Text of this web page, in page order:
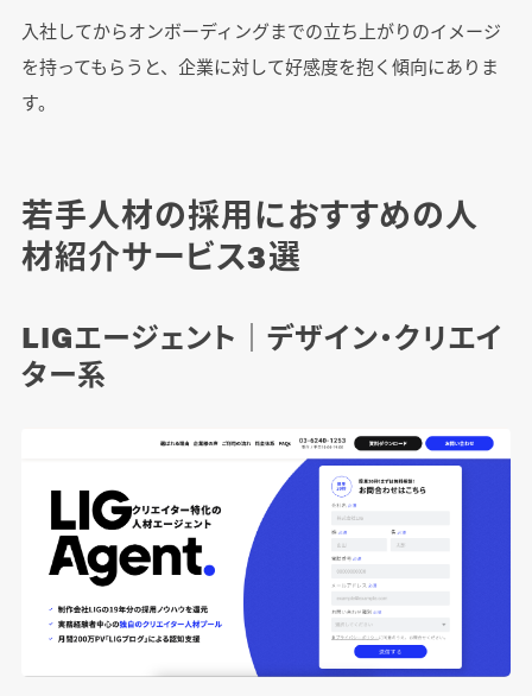
入社してからオンボーディングまでの立ち上がりのイメージ
を持ってもらうと、企業に対して好感度を抱く傾向にありま
す。
若手人材の採用におすすめの人
材紹介サービス3選
LIGエージェント｜デザイン・クリエイ
ター系